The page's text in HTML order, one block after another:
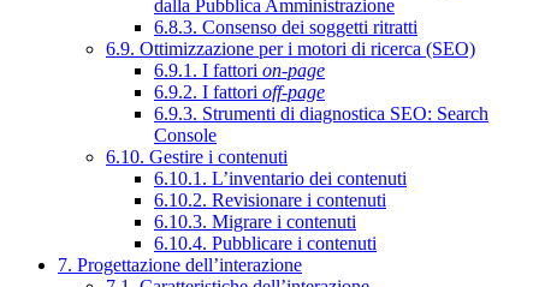
dalla Pubblica Amministrazione
6.8.3. Consenso dei soggetti ritratti
6.9. Ottimizzazione per i motori di ricerca (SEO)
6.9.1. I fattori on-page
6.9.2. I fattori off-page
6.9.3. Strumenti di diagnostica SEO: Search
Console
6.10. Gestire i contenuti
6.10.1. L’inventario dei contenuti
6.10.2. Revisionare i contenuti
6.10.3. Migrare i contenuti
6.10.4. Pubblicare i contenuti
7. Progettazione dell’interazione